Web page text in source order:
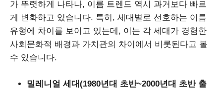
가 뚜렷하게 나타나, 이름 트렌드 역시 과거보다 빠르
게 변화하고 있습니다. 특히, 세대별로 선호하는 이름
유형에 차이를 보이고 있는데, 이는 각 세대가 경험한
사회문화적 배경과 가치관의 차이에서 비롯된다고 볼
수 있습니다.
밀레니얼 세대(1980년대 초반~2000년대 초반 출